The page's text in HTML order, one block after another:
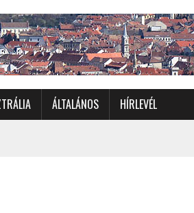
ÁLTALÁNOS HÍRLEVÉL